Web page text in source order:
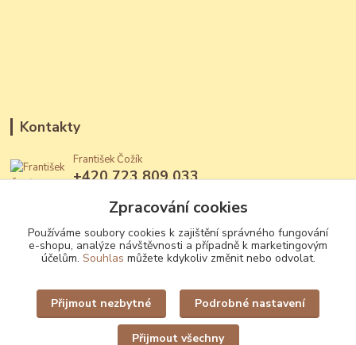
Kontakty
František Čožík
+420 723 809 033
Upravit sběr cookies.
Zpracování cookies
Používáme soubory cookies k zajištění správného fungování
e-shopu, analýze návštěvnosti a případně k marketingovým
účelům. Souhlas můžete kdykoliv změnit nebo odvolat.
Přijmout nezbytné Podrobné nastavení
Přijmout všechny